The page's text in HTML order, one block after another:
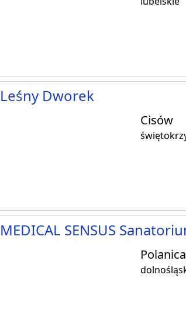
Leśny Dworek
Cisów
MEDICAL SENSUS